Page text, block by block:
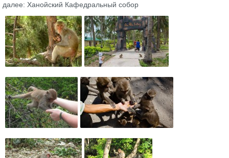
далее: Ханойский Кафедральный собор